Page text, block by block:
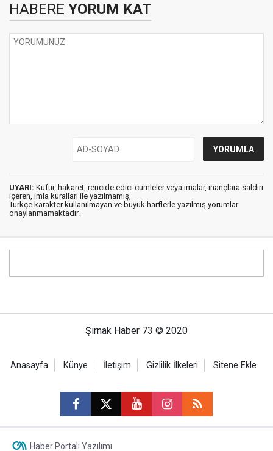
HABERE YORUM KAT
UYARI: Küfür, hakaret, rencide edici cümleler veya imalar, inançlara saldırı
içeren, imla kuralları ile yazılmamış,
Türkçe karakter kullanılmayan ve büyük harflerle yazılmış yorumlar
onaylanmamaktadır.
Şırnak Haber 73 © 2020
Anasayfa Künye İletişim Gizlilik İlkeleri Sitene Ekle
Haber Portalı Yazılımı